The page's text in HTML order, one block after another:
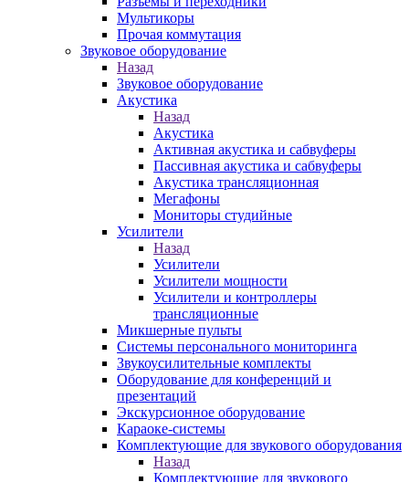
Мультикоры
Прочая коммутация
Звуковое оборудование
Назад
Звуковое оборудование
Акустика
Назад
Акустика
Активная акустика и сабвуферы
Пассивная акустика и сабвуферы
Акустика трансляционная
Мегафоны
Мониторы студийные
Усилители
Назад
Усилители
Усилители мощности
Усилители и контроллеры
трансляционные
Микшерные пульты
Системы персонального мониторинга
Звукоусилительные комплекты
Оборудование для конференций и
презентаций
Экскурсионное оборудование
Караоке-системы
Комплектующие для звукового оборудования
Назад
Комплектующие для звукового